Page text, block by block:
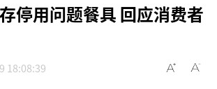
停用问题餐具 回应消费者
18:08:39